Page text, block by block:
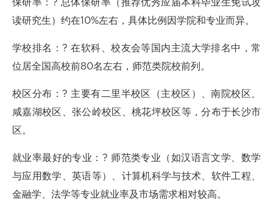
保研率：? 总体保研率（推荐优秀应届本科毕业生免试攻
读研究生）约在10%左右，具体比例因学院和专业而异。
学校排名：? 在软科、校友会等国内主流大学排名中，常
位居全国高校前80名左右，师范类院校前列。
校区分布：? 主要有二里半校区（主校区）、南院校区、
咸嘉湖校区、张公岭校区、桃花坪校区等，分布于长沙市
区。
就业率最好的专业：? 师范类专业（如汉语言文学、数学
与应用数学、英语等）、计算机科学与技术、软件工程、
金融学、法学等专业就业率及市场需求相对较高。